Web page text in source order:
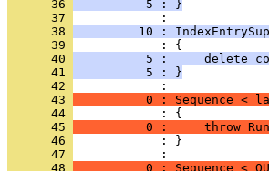
      36
          5 : }
      37
      38
10 :
      39
      40
5 :     delete
      41
          5 : }
      42
      43
0 : Sequence <
      44
      45
0 :     throw
      46
            : }
      47
      48
0 : Sequence <